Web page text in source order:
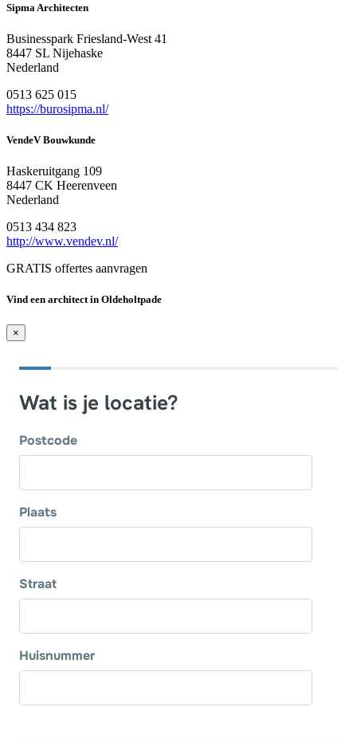
Sipma Architecten
Businesspark Friesland-West 41
8447 SL Nijehaske
Nederland
0513 625 015
https://burosipma.nl/
VendeV Bouwkunde
Haskeruitgang 109
8447 CK Heerenveen
Nederland
0513 434 823
http://www.vendev.nl/
GRATIS offertes aanvragen
Vind een architect in Oldeholtpade
×